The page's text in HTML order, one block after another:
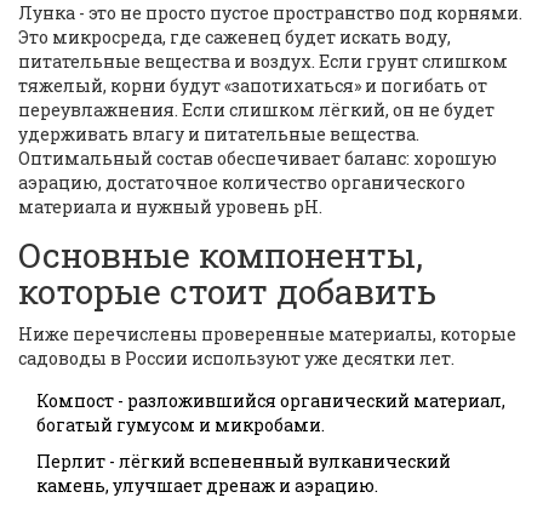
Лунка - это не просто пустое пространство под корнями.
Это микросреда, где саженец будет искать воду,
питательные вещества и воздух. Если грунт слишком
тяжелый, корни будут «запотихаться» и погибать от
переувлажнения. Если слишком лёгкий, он не будет
удерживать влагу и питательные вещества.
Оптимальный состав обеспечивает баланс: хорошую
аэрацию, достаточное количество органического
материала и нужный уровень pH.
Основные компоненты,
которые стоит добавить
Ниже перечислены проверенные материалы, которые
садоводы в России используют уже десятки лет.
Компост - разложившийся органический материал,
богатый гумусом и микробами.
Перлит - лёгкий вспененный вулканический
камень, улучшает дренаж и аэрацию.